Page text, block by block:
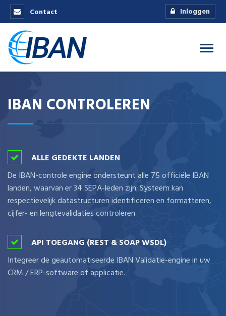
Contact Inloggen
IBAN CONTROLEREN
ALLE GEDEKTE LANDEN
De IBAN-controle engine ondersteunt alle 75 officiële IBAN
landen, waarvan er 34 SEPA-leden zijn. Systeem kan
respectievelijk datastructuren identificeren en formatteren,
cijfer- en lengtevalidaties controleren
API TOEGANG (REST & SOAP WSDL)
Integreer de geautomatiseerde IBAN Validatie-engine in uw
CRM / ERP-software of applicatie.